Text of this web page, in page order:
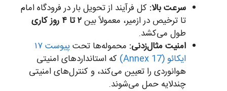
سرعت بالا: کل فرآیند از تحویل بار در فرودگاه امام
تا ترخیص در ازمیر، معمولاً بین۲ تا ۴ روز کاری
طول می‌کشد.
امنیت مثال‌زدنی: محموله‌ها تحت
پیوست ۱۷
ایکائو (Annex 17)
که استانداردهای امنیتی
هوانوردی را تعیین می‌کند، و کنترل‌های امنیتی
چندلایه حمل می‌شوند.